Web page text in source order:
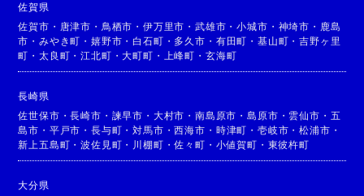
佐賀県
佐賀市 ・ 唐津市 ・ 鳥栖市 ・伊万里市 ・武雄市 ・小城市 ・ 神埼市 ・ 鹿島
市 ・みやき町 ・嬉野市 ・ 白石町 ・ 多久市 ・ 有田町 ・ 基山町 ・吉野ヶ里
町 ・太良町 ・江北町 ・大町町 ・ 上峰町 ・ 玄海町
長崎県
佐世保市 ・長崎市 ・ 諫早市 ・ 大村市 ・南島原市 ・島原市 ・ 雲仙市 ・ 五
島市 ・ 平戸市 ・長与町 ・対馬市 ・西海市 ・ 時津町 ・ 壱岐市 ・松浦市 ・
新上五島町 ・波佐見町 ・ 川棚町 ・佐々町 ・ 小値賀町 ・ 東彼杵町
大分県